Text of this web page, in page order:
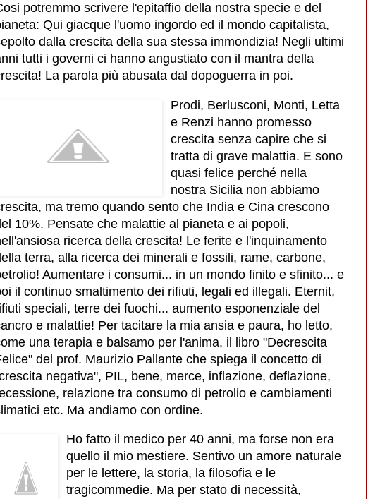
potremmo scrivere l'epitaffio della nostra specie e del
Qui giacque l'uomo ingordo ed il mondo capitalista,
dalla crescita della sua stessa immondizia! Negli ultimi
tutti i governi ci hanno angustiato con il mantra della
La parola più abusata dal dopoguerra in poi.
Prodi, Berlusconi, Monti, Letta
e Renzi hanno promesso
crescita senza capire che si
tratta di grave malattia. E sono
quasi felice perché nella
nostra Sicilia non abbiamo
ma tremo quando sento che India e Cina crescono
10%. Pensate che malattie al pianeta e ai popoli,
ricerca della crescita! Le ferite e l'inquinamento
terra, alla ricerca dei minerali e fossili, rame, carbone,
Aumentare i consumi... in un mondo finito e sfinito... e
il continuo smaltimento dei rifiuti, legali ed illegali. Eternit,
speciali, terre dei fuochi... aumento esponenziale del
e malattie! Per tacitare la mia ansia e paura, ho letto,
una terapia e balsamo per l'anima, il libro "Decrescita
del prof. Maurizio Pallante che spiega il concetto di
negativa", PIL, bene, merce, inflazione, deflazione,
relazione tra consumo di petrolio e cambiamenti
etc. Ma andiamo con ordine.
Ho fatto il medico per 40 anni, ma forse non era
quello il mio mestiere. Sentivo un amore naturale
per le lettere, la storia, la filosofia e le
tragicommedie. Ma per stato di necessità,